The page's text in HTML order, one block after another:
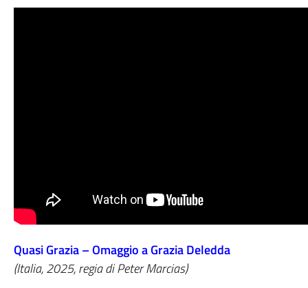
Quasi Grazia – Omaggio a Grazia Deledda
(Italia, 2025, regia di Peter Marcias)